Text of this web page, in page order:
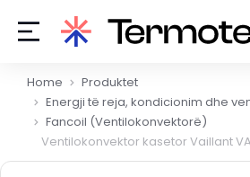
You are here:
Home
Produktet
Energji të reja, kondicionim dhe
Fancoil (Ventilokonvektorë)
Ventilokonvektor kasetor Vaillant VA